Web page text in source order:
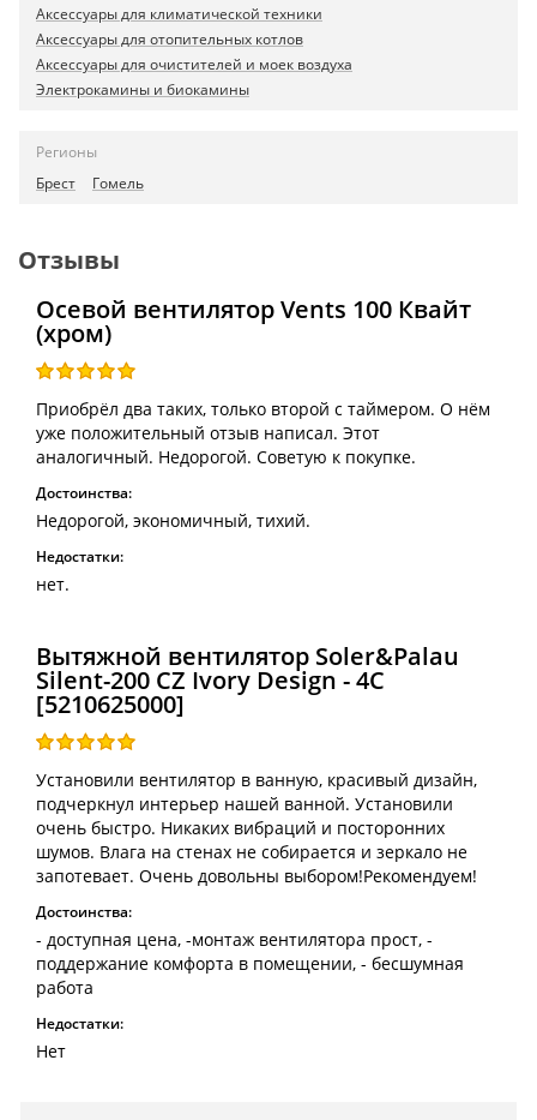
Аксессуары для климатической техники
Аксессуары для отопительных котлов
Аксессуары для очистителей и моек воздуха
Электрокамины и биокамины
Регионы
Брест
Гомель
Отзывы
Осевой вентилятор Vents 100 Квайт
(хром)
Приобрёл два таких, только второй с таймером. О нём
уже положительный отзыв написал. Этот
аналогичный. Недорогой. Советую к покупке.
Достоинства:
Недорогой, экономичный, тихий.
Недостатки:
нет.
Вытяжной вентилятор Soler&Palau
Silent-200 CZ Ivory Design - 4C
[5210625000]
Установили вентилятор в ванную, красивый дизайн,
подчеркнул интерьер нашей ванной. Установили
очень быстро. Никаких вибраций и посторонних
шумов. Влага на стенах не собирается и зеркало не
запотевает. Очень довольны выбором!Рекомендуем!
Достоинства:
- доступная цена, -монтаж вентилятора прост, -
поддержание комфорта в помещении, - бесшумная
работа
Недостатки:
Нет